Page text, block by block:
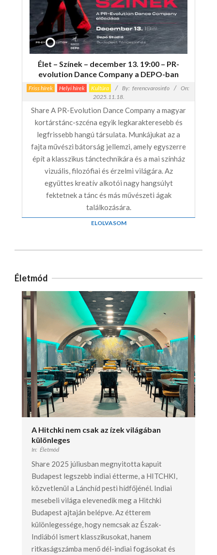
Élet – Színek – december 13. 19:00 – PR-
evolution Dance Company a DEPO-ban
Friss hírek Helyi hírek Kultúra By: ferencvarosinfo
On:
2025.11.18.
Share A PR-Evolution Dance Company a magyar
kortárstánc-szcéna egyik legkarakteresebb és
legfrissebb hangú társulata. Munkájukat az a
fajta művészi bátorság jellemzi, amely egyszerre
épít a klasszikus tánctechnikára és a mai színház
vizuális, filozófiai és érzelmi világára. Az
együttes kreatív alkotói nagy hangsúlyt
fektetnek a tánc és más művészeti ágak
találkozására.
ELOLVASOM
Életmód
A Hitchki nem csak az ízek világában
különleges
In: Életmód
Share 2025 júliusban megnyitotta kapuit
Budapest legszebb indiai étterme, a HITCHKI,
közvetlenül a Lánchíd pesti hídfőjénél. Indiai
mesebeli világa elevenedik meg a Hitchki
Budapest ajtaján belépve. Az étterem
különlegessége, hogy nemcsak az Észak-
Indiából ismert klasszikusokat, hanem
ritkaságszámba menő dél-indiai fogásokat és